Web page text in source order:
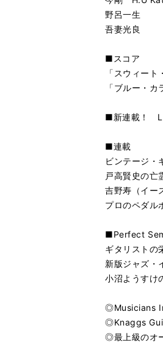
野呂一生
吾妻光良
■スコア
「スウィー
「ブルー・
■新連載！
■連載
ビンテージ・
戸高賢史の亡
吉野寿（イー
プロのペダル
■Perfect
ギタリスト
新版ジャズ・
小沼ようすけ
◎Musicians
◎Knaggs
◎最上級のオ